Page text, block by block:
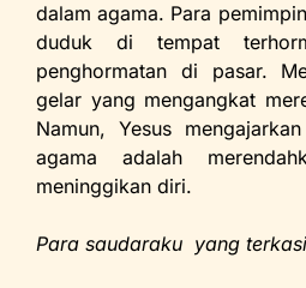
dalam agama. Para
duduk di tempat
penghormatan di pasar.
gelar yang mengangkat
Namun, Yesus
agama adalah
meninggikan diri.
Para saudaraku yang